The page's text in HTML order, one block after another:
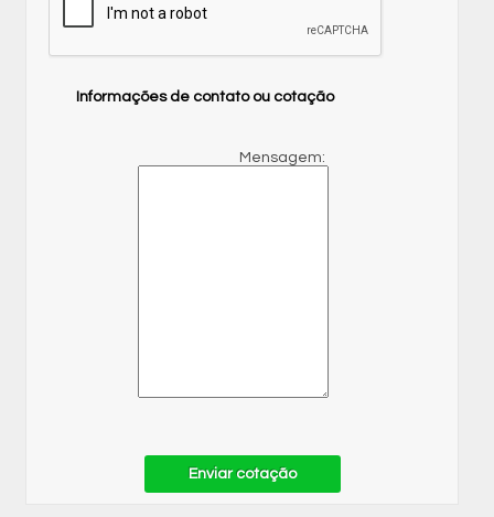
Informações de contato ou cotação
Mensagem:
Enviar cotação